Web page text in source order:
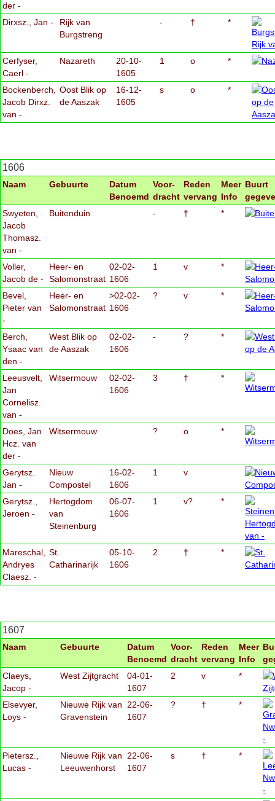
der -
Dirxsz., Jan -
Rijk van
Burgstreng
- † *
Cerfyser,
Caerl -
Nazareth
20-10-
1605
1 o *
Bockenberch,
Jacob Dirxz.
van -
Oost Blik op
de Aaszak
16-12-
1605
s o *
1606
Naam Gebuurte
Datum
Benoemd
Voor-
dracht
Reden
vervang
Meer
Info
Buurt
Swyeten,
Jacob
Thomasz.
van -
Buitenduin - † *
Voller,
Jacob de -
Heer- en
Salomonstraat
02-02-
1606
1 v *
Bevel,
Pieter van
-
Heer- en
Salomonstraat
>02-02-
1606
? v *
Berch,
Ysaac van
den -
West Blik op
de Aaszak
02-02-
1606
- ? *
Leeusvelt,
Jan
Cornelisz.
van -
Witsermouw
02-02-
1606
3 † *
Does, Jan
Hcz. van
der -
Witsermouw ? o *
Gerytsz.
Jan -
Nieuw
Compostel
16-02-
1606
1 v
Gerytsz.,
Jeroen -
Hertogdom
van
Steinenburg
06-07-
1606
1 v? *
Mareschal,
Andryes
Claesz. -
St.
Catharinarijk
05-10-
1606
2 † *
1607
Naam Gebuurte
Datum
Benoemd
Voor-
dracht
Reden
vervang
Meer
Info
Claeys,
Jacop -
West Zijtgracht
04-01-
1607
2 v *
Elsevyer,
Loys -
Nieuwe Rijk van
Gravenstein
22-06-
1607
? † *
Pietersz.,
Lucas -
Nieuwe Rijk van
Leeuwenhorst
22-06-
1607
s † *